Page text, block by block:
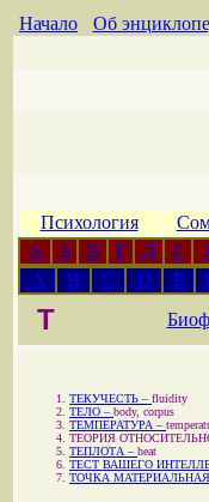
Начало Об
Психология
А
Б В Г Д Е
A
B C D E
Т
ТЕКУЧЕСТЬ – fluidity
ТЕЛО – body, corpus
ТЕМПЕРАТУРА –
ТЕОРИЯ
ТЕПЛОТА – heat
ТЕСТ ВАШЕГО
ТОЧКА